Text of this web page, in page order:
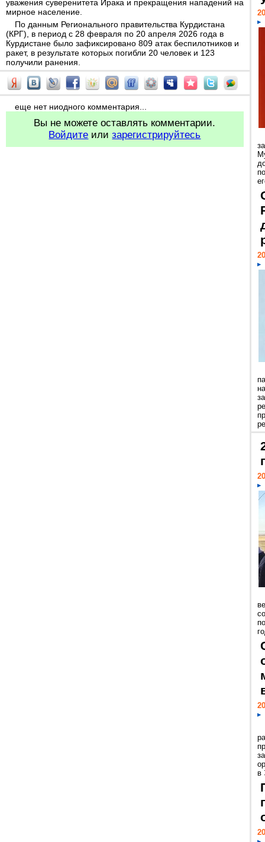
уважения суверенитета Ирака и прекращения нападений на
мирное население.
По данным Регионального правительства Курдистана
(КРГ), в период с 28 февраля по 20 апреля 2026 года в
Курдистане было зафиксировано 809 атак беспилотников и
ракет, в результате которых погибли 20 человек и 123
получили ранения.
еще нет ниодного комментария...
Вы не можете оставлять комментарии.
Войдите илизарегистрируйтесь
в